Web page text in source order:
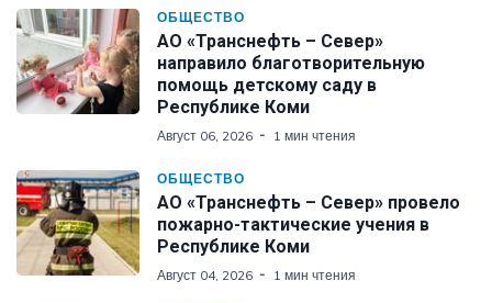
ОБЩЕСТВО
АО «Транснефть – Север»
направило благотворительную
помощь детскому саду в
Республике Коми
Август 06, 2026 1 мин чтения
ОБЩЕСТВО
АО «Транснефть – Север» провело
пожарно-тактические учения в
Республике Коми
Август 04, 2026 1 мин чтения